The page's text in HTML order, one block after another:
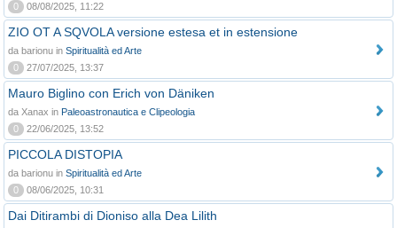
0
08/08/2025, 11:22
ZIO OT A SQVOLA versione estesa et in estensione
da barionu in Spiritualità ed Arte
0
27/07/2025, 13:37
Mauro Biglino con Erich von Däniken
da Xanax in Paleoastronautica e Clipeologia
0
22/06/2025, 13:52
PICCOLA DISTOPIA
da barionu in Spiritualità ed Arte
0
08/06/2025, 10:31
Dai Ditirambi di Dioniso alla Dea Lilith